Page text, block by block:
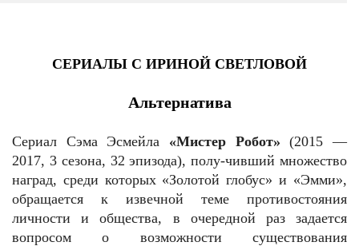
СЕРИАЛЫ С ИРИНОЙ СВЕТЛОВОЙ
Альтернатива
Сериал Сэма Эсмейла «Мистер Робот» (2015 —
2017, 3 сезона, 32 эпизода), полу-чивший множество
наград, среди которых «Золотой глобус» и «Эмми»,
обращается к извечной теме противостояния
личности и общества, в очередной раз задается
вопросом о возможности существования